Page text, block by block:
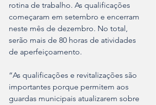
rotina de trabalho. As qualificações
começaram em setembro e encerram
neste mês de dezembro. No total,
serão mais de 80 horas de atividades
de aperfeiçoamento.
“As qualificações e revitalizações são
importantes porque permitem aos
guardas municipais atualizarem sobre